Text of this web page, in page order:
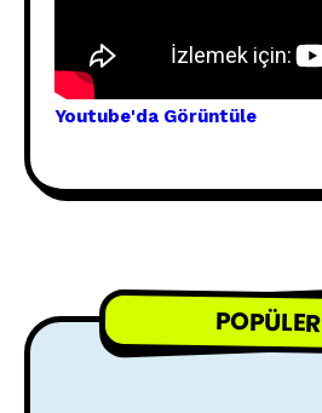
Youtube'da Görüntüle
POPÜLER